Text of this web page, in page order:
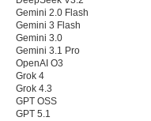
Gemini 2.0 Flash
Gemini 3 Flash
Gemini 3.0
Gemini 3.1 Pro
OpenAI O3
Grok 4
Grok 4.3
GPT OSS
GPT 5.1